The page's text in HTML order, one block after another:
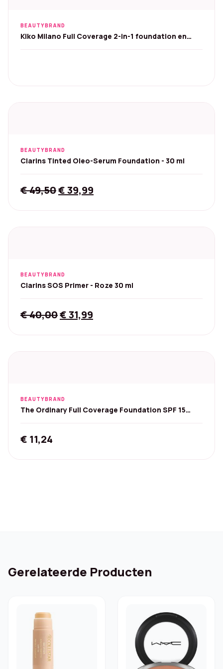
BEAUTYBRAND
Kiko Milano Full Coverage 2-in-1 foundation en
BEAUTYBRAND
Clarins Tinted Oleo-Serum Foundation - 30 ml
€49,50Original
€39,99
BEAUTYBRAND
Clarins SOS Primer - Roze 30 ml
€40,00Original
€31,99
BEAUTYBRAND
The Ordinary Full Coverage Foundation SPF 15
€ 11,24
Gerelateerde Producten